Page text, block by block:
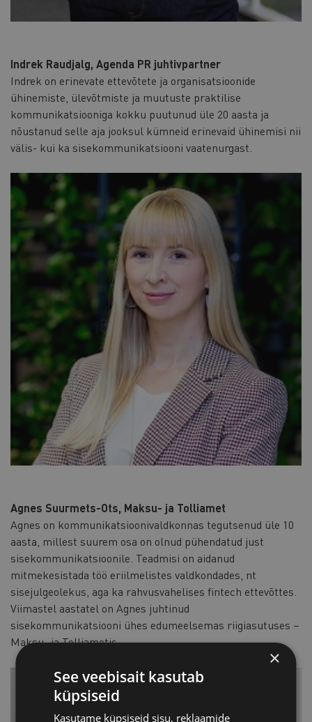
Indrek Raudjalg, Agenda PR juhtivpartner
Indrek on erinevate ettevõtete ja organisatsioonide
ühinemiste, ülevõtmiste ja muutuste praktilise
kommunikatsiooniga kokku puutunud üle 20 aasta ja
nõustanud selle aja jooksul kümneid erinevaid ühinemisi nii
välis- kui ka sisekommunikatsiooni vaatenurgast.
Agnes Suurmets-Ots, Maksu- ja Tolliamet
Agnes on kommunikatsioonivaldkonnas tegutsenud üle 10
aasta, millest suurem osa on olnud pühendatud just
sisekommunikatsioonile. Teadmisi on aidanud
mitmekesistada töö eriilmelistes valdkondades, nt
sisejulgeolekus, aga ka rahvusvahelises fintech ettevõttes.
Viimastel aastatel on Agnes juhtinud
sisekommunikatsiooni ühes edumeelsemas riigiasutuses –
Maksu- ja Tolliametis.
×
See veebisait kasutab
küpsiseid
Kasutame küpsiseid sisu, reklaamide